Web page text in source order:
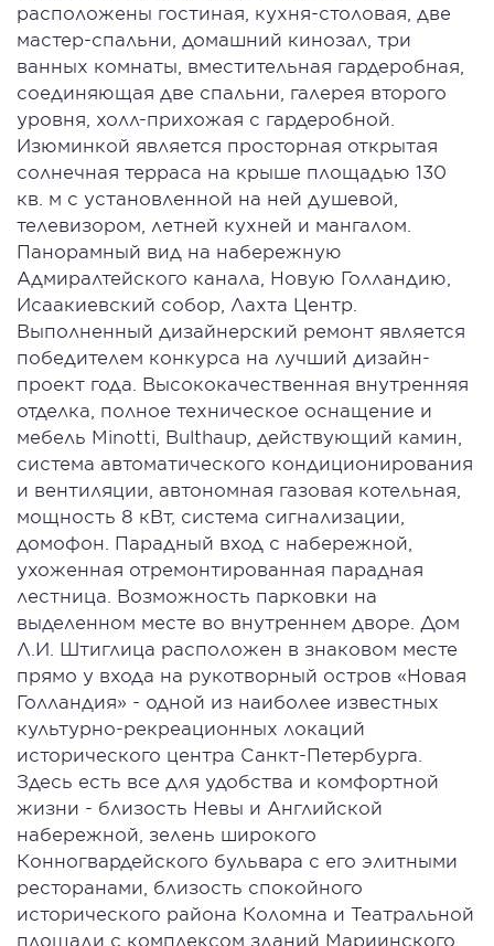
расположены гостиная, кухня-столовая, две
мастер-спальни, домашний кинозал, три
ванных комнаты, вместительная гардеробная,
соединяющая две спальни, галерея второго
уровня, холл-прихожая с гардеробной.
Изюминкой является просторная открытая
солнечная терраса на крыше площадью 130
кв. м с установленной на ней душевой,
телевизором, летней кухней и мангалом.
Панорамный вид на набережную
Адмиралтейского канала, Новую Голландию,
Исаакиевский собор, Лахта Центр.
Выполненный дизайнерский ремонт является
победителем конкурса на лучший дизайн-
проект года. Высококачественная внутренняя
отделка, полное техническое оснащение и
мебель Minotti, Bulthaup, действующий камин,
система автоматического кондиционирования
и вентиляции, автономная газовая котельная,
мощность 8 кВт, система сигнализации,
домофон. Парадный вход с набережной,
ухоженная отремонтированная парадная
лестница. Возможность парковки на
выделенном месте во внутреннем дворе. Дом
Л.И. Штиглица расположен в знаковом месте
прямо у входа на рукотворный остров «Новая
Голландия» - одной из наиболее известных
культурно-рекреационных локаций
исторического центра Санкт-Петербурга.
Здесь есть все для удобства и комфортной
жизни - близость Невы и Английской
набережной, зелень широкого
Конногвардейского бульвара с его элитными
ресторанами, близость спокойного
исторического района Коломна и Театральной
площади с комплексом зданий Мариинского